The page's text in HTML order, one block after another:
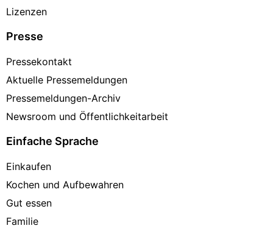
Lizenzen
Presse
Pressekontakt
Aktuelle Pressemeldungen
Pressemeldungen-Archiv
Newsroom und Öffentlichkeitarbeit
Einfache Sprache
Einkaufen
Kochen und Aufbewahren
Gut essen
Familie